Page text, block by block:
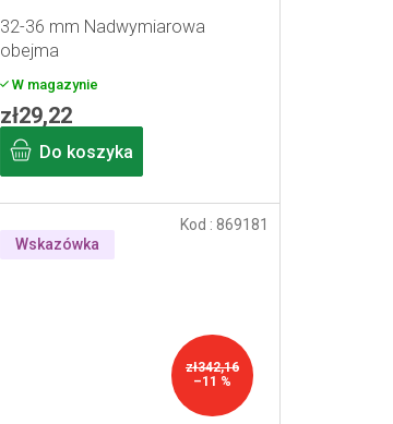
32-36 mm Nadwymiarowa
obejma
W magazynie
zł29,22
Do koszyka
Wskazówka
zł342,16
–11 %
Kod : 869181